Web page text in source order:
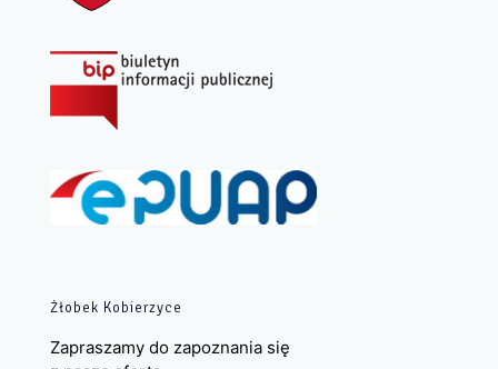
Żłobek Kobierzyce
Zapraszamy do zapoznania się